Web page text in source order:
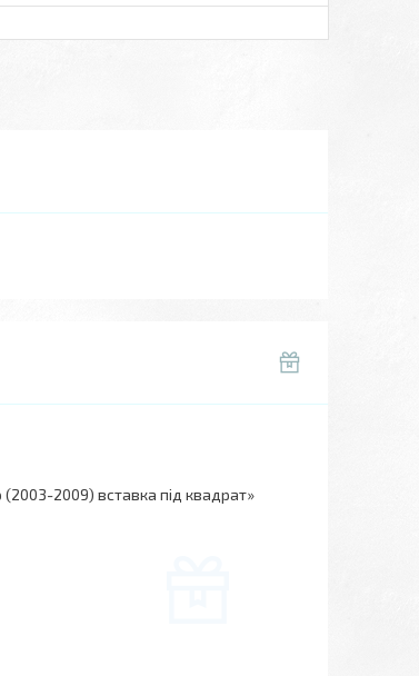
2009) вставка під квадрат»